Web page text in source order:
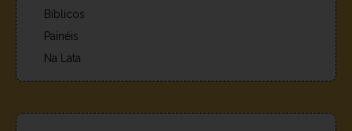
Bíblicos
Painéis
Na Lata